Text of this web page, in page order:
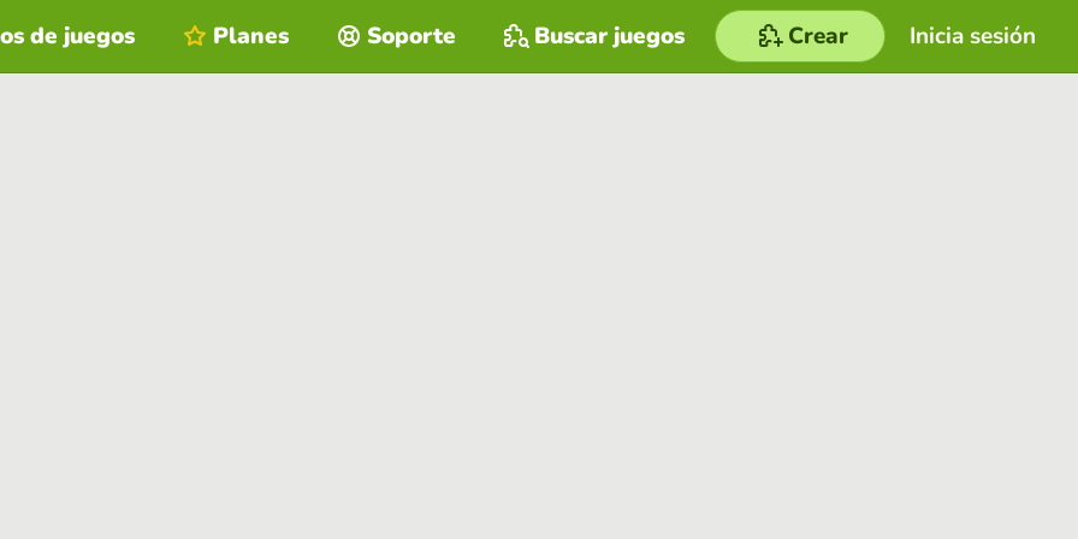
Inicia sesión
de juegos Planes Soporte Buscar juegos Crear